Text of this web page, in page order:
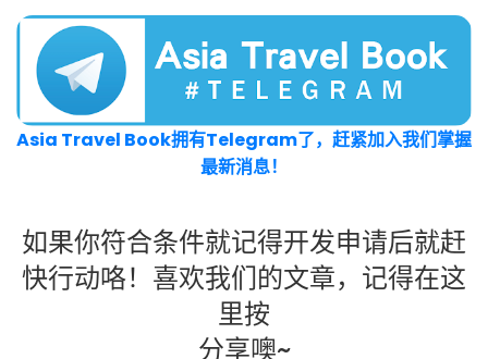
Asia Travel Book拥有Telegram了，赶紧加入我们掌握
最新消息！
如果你符合条件就记得开发申请后就赶
快行动咯！喜欢我们的文章，记得在这
里按
分享噢~